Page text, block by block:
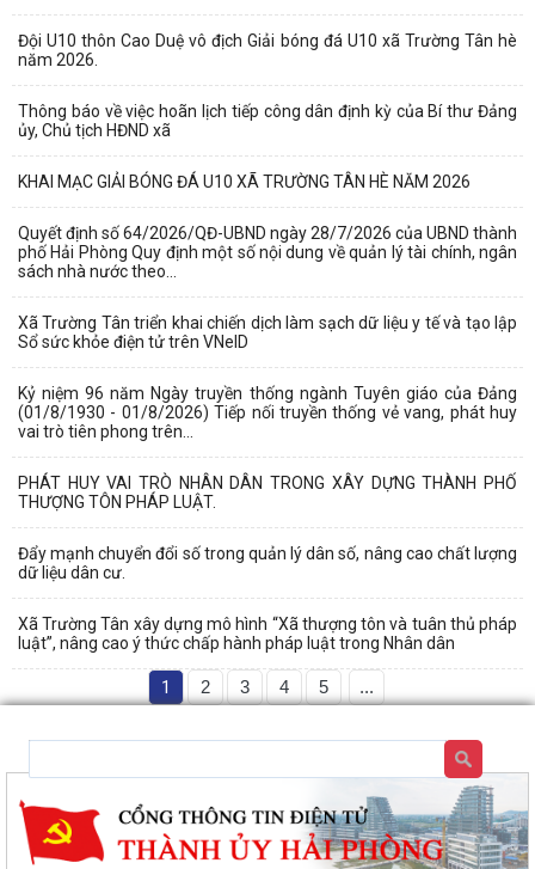
Đội U10 thôn Cao Duệ vô địch Giải bóng đá U10 xã Trường Tân hè
năm 2026.
Thông báo về việc hoãn lịch tiếp công dân định kỳ của Bí thư Đảng
ủy, Chủ tịch HĐND xã
KHAI MẠC GIẢI BÓNG ĐÁ U10 XÃ TRƯỜNG TÂN HÈ NĂM 2026
Quyết định số 64/2026/QĐ-UBND ngày 28/7/2026 của UBND thành
phố Hải Phòng Quy định một số nội dung về quản lý tài chính, ngân
sách nhà nước theo...
Xã Trường Tân triển khai chiến dịch làm sạch dữ liệu y tế và tạo lập
Sổ sức khỏe điện tử trên VNeID
Kỷ niệm 96 năm Ngày truyền thống ngành Tuyên giáo của Đảng
(01/8/1930 - 01/8/2026) Tiếp nối truyền thống vẻ vang, phát huy
vai trò tiên phong trên...
PHÁT HUY VAI TRÒ NHÂN DÂN TRONG XÂY DỰNG THÀNH PHỐ
THƯỢNG TÔN PHÁP LUẬT.
Đẩy mạnh chuyển đổi số trong quản lý dân số, nâng cao chất lượng
dữ liệu dân cư.
Xã Trường Tân xây dựng mô hình “Xã thượng tôn và tuân thủ pháp
luật”, nâng cao ý thức chấp hành pháp luật trong Nhân dân
1 2 3 4 5 ...